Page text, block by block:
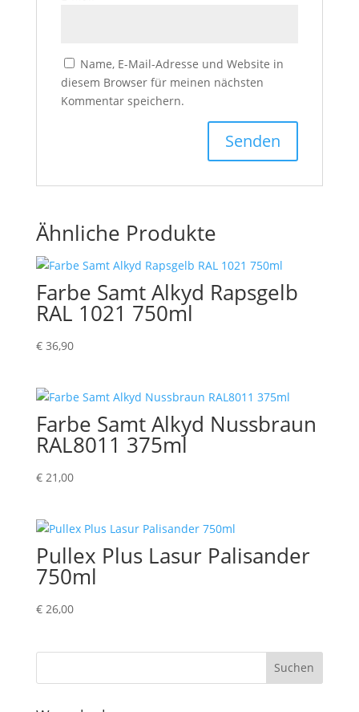
Name, E-Mail-Adresse und Website in
diesem Browser für meinen nächsten
Kommentar speichern.
Ähnliche Produkte
Farbe Samt Alkyd Rapsgelb
RAL 1021 750ml
€36,90
Farbe Samt Alkyd Nussbraun
RAL8011 375ml
€21,00
Pullex Plus Lasur Palisander
750ml
€26,00
Suchen